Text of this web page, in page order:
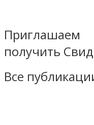
Приглашаем
получить
Все